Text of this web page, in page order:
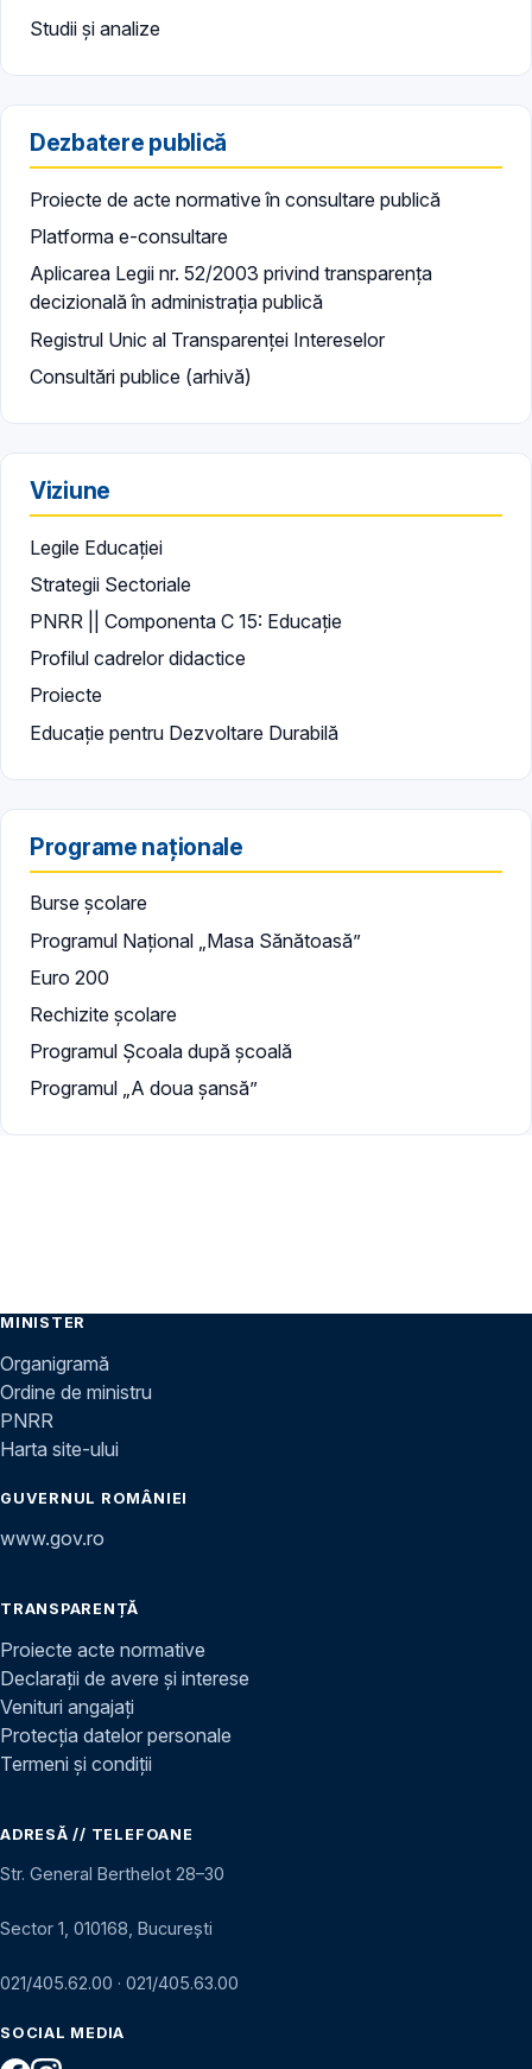
Studii și analize
Dezbatere publică
Proiecte de acte normative în consultare publică
Platforma e-consultare
Aplicarea Legii nr. 52/2003 privind transparența
decizională în administrația publică
Registrul Unic al Transparenței Intereselor
Consultări publice (arhivă)
Viziune
Legile Educației
Strategii Sectoriale
PNRR || Componenta C 15: Educație
Profilul cadrelor didactice
Proiecte
Educație pentru Dezvoltare Durabilă
Programe naționale
Burse școlare
Programul Național „Masa Sănătoasă”
Euro 200
Rechizite școlare
Programul Școala după școală
Programul „A doua şansă”
MINISTER
Organigramă
Ordine de ministru
PNRR
Harta site-ului
GUVERNUL ROMÂNIEI
www.gov.ro
TRANSPARENȚĂ
Proiecte acte normative
Declarații de avere și interese
Venituri angajați
Protecția datelor personale
Termeni și condiții
ADRESĂ // TELEFOANE
Str. General Berthelot 28–30
Sector 1, 010168, București
021/405.62.00 · 021/405.63.00
SOCIAL MEDIA